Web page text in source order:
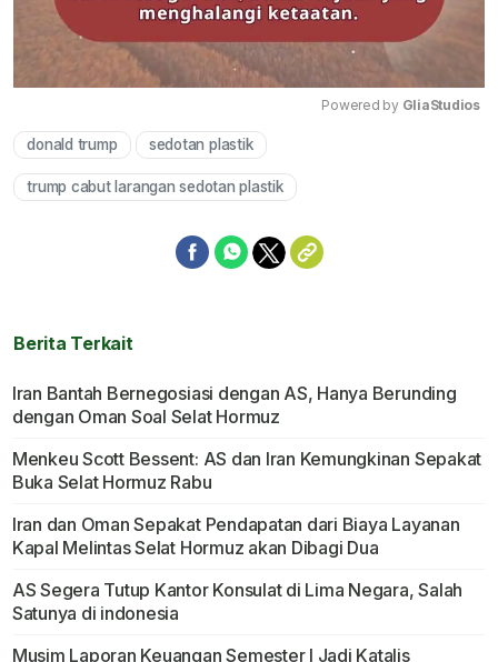
Powered by GliaStudios
donald trump sedotan plastik
trump cabut larangan sedotan plastik
Berita Terkait
Iran Bantah Bernegosiasi dengan AS, Hanya Berunding
dengan Oman Soal Selat Hormuz
Menkeu Scott Bessent: AS dan Iran Kemungkinan Sepakat
Buka Selat Hormuz Rabu
Iran dan Oman Sepakat Pendapatan dari Biaya Layanan
Kapal Melintas Selat Hormuz akan Dibagi Dua
AS Segera Tutup Kantor Konsulat di Lima Negara, Salah
Satunya di indonesia
Musim Laporan Keuangan Semester I Jadi Katalis